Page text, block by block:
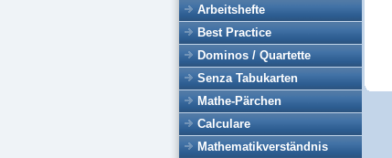
Arbeitshefte
Best Practice
Dominos / Quartette
Senza Tabukarten
Mathe-Pärchen
Calculare
Mathematikverständnis